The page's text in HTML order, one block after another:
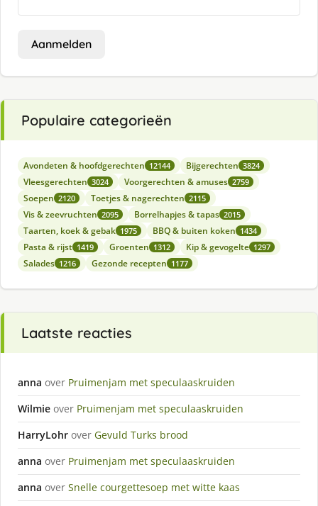
Aanmelden
Populaire categorieën
Avondeten & hoofdgerechten 12144 Bijgerechten 3824
Vleesgerechten 3024 Voorgerechten & amuses 2759
Soepen 2120 Toetjes & nagerechten 2115
Vis & zeevruchten 2095 Borrelhapjes & tapas 2015
Taarten, koek & gebak 1975 BBQ & buiten koken 1434
Pasta & rijst 1419 Groenten 1312 Kip & gevogelte 1297
Salades 1216 Gezonde recepten 1177
Laatste reacties
anna over Pruimenjam met speculaaskruiden
Wilmie over Pruimenjam met speculaaskruiden
HarryLohr over Gevuld Turks brood
anna over Pruimenjam met speculaaskruiden
anna over Snelle courgettesoep met witte kaas